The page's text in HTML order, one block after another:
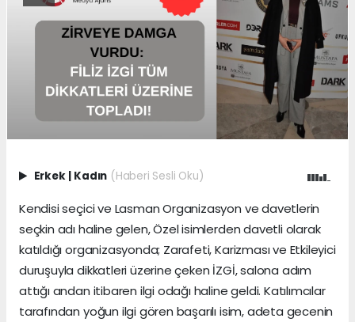
Erkek | Kadın (Haberi Sesli Oku)
Kendisi seçici ve Lasman Organizasyon ve davetlerin
seçkin adı haline gelen, Özel isimlerden davetli olarak
katıldığı organizasyonda; Zarafeti, Karizması ve Etkileyici
duruşuyla dikkatleri üzerine çeken İZGİ, salona adım
attığı andan itibaren ilgi odağı haline geldi. Katılımcılar
tarafından yoğun ilgi gören başarılı isim, adeta gecenin